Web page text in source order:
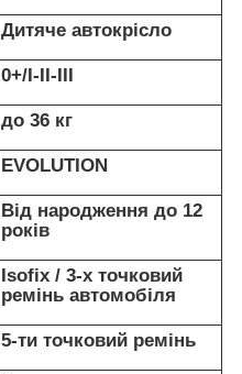
Дитяче автокрісло
0+/I-II-III
до 36 кг
EVOLUTION
Від народження до 12
років
Isofix / 3-х точковий
ремінь автомобіля
5-ти точковий ремінь